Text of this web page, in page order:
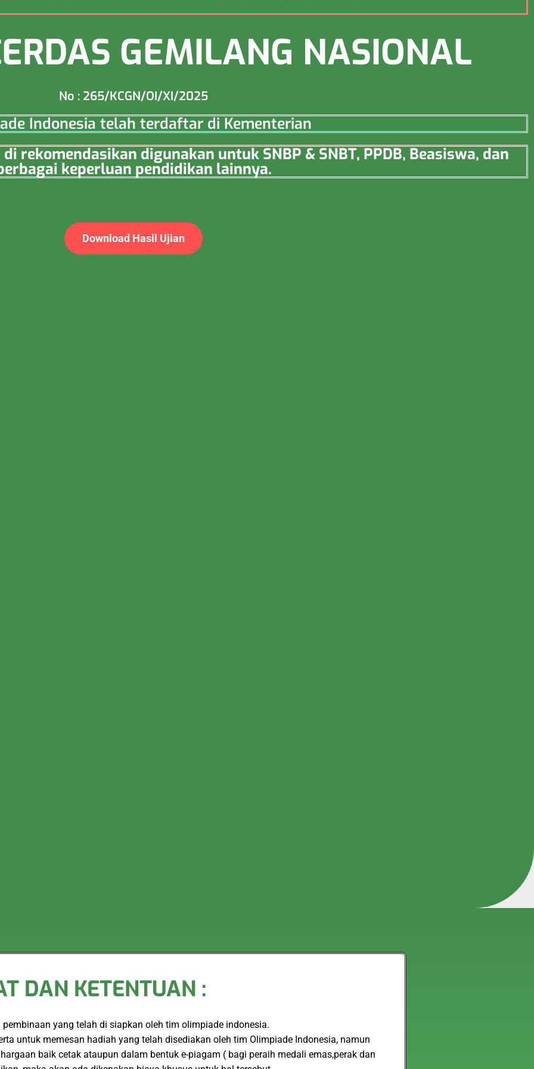
GEMILANG NASIONAL
No : 265/KCGN/OI/XI/2025
Indonesia telah terdaftar di Kementerian
rekomendasikan digunakan untuk SNBP & SNBT, PPDB, Beasiswa, dan
keperluan pendidikan lainnya.
Download Hasil Ujian
DAN KETENTUAN :
yang telah di siapkan oleh tim olimpiade indonesia.
untuk memesan hadiah yang telah disediakan oleh tim Olimpiade Indonesia, namun
baik cetak ataupun dalam bentuk e-piagam ( bagi peraih medali emas,perak dan